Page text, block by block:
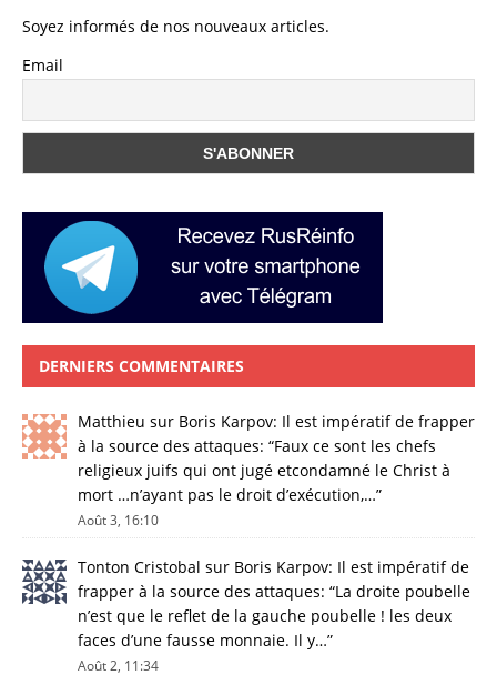
Soyez informés de nos nouveaux articles.
Email
DERNIERS COMMENTAIRES
Matthieu sur Boris Karpov: Il est impératif de frapper
à la source des attaques: “Faux ce sont les chefs
religieux juifs qui ont jugé etcondamné le Christ à
mort …n’ayant pas le droit d’exécution,…”
Août 3, 16:10
Tonton Cristobal sur Boris Karpov: Il est impératif de
frapper à la source des attaques: “La droite poubelle
n’est que le reflet de la gauche poubelle ! les deux
faces d’une fausse monnaie. Il y…”
Août 2, 11:34